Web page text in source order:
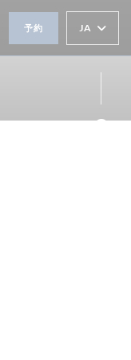
す))
予約 JA